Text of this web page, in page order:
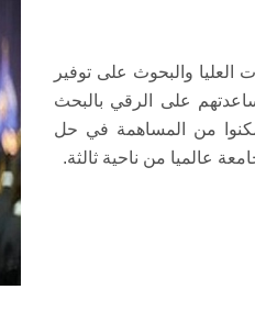
والبحوث على توفير
على الرقي بالبحث
من المساهمة في حل
عالميا من ناحية ثالثة.